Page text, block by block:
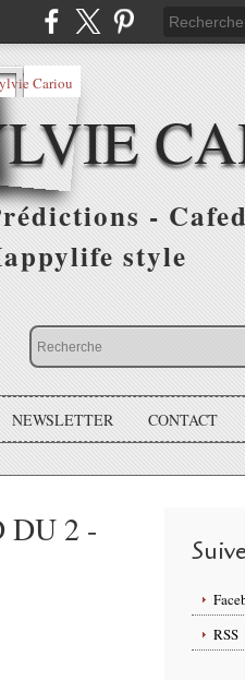
-
style
NEWSLETTER CONTACT
DU 2 -
RSS